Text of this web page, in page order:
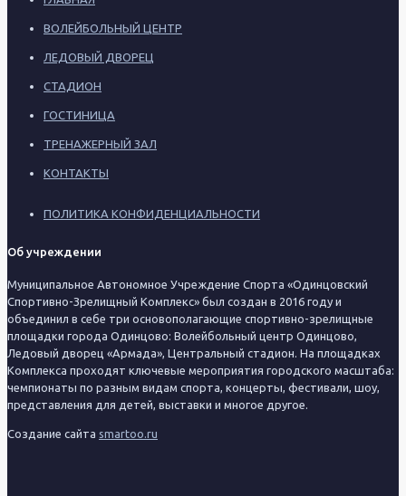
ВОЛЕЙБОЛЬНЫЙ ЦЕНТР
ЛЕДОВЫЙ ДВОРЕЦ
СТАДИОН
ГОСТИНИЦА
ТРЕНАЖЕРНЫЙ ЗАЛ
КОНТАКТЫ
ПОЛИТИКА КОНФИДЕНЦИАЛЬНОСТИ
Об учреждении
Муниципальное Автономное Учреждение Спорта «Одинцовский
Спортивно-Зрелищный Комплекс» был создан в 2016 году и
объединил в себе три основополагающие спортивно-зрелищные
площадки города Одинцово: Волейбольный центр Одинцово,
Ледовый дворец «Армада», Центральный стадион. На площадках
Комплекса проходят ключевые мероприятия городского масштаба:
чемпионаты по разным видам спорта, концерты, фестивали, шоу,
представления для детей, выставки и многое другое.
Создание сайта smartoo.ru